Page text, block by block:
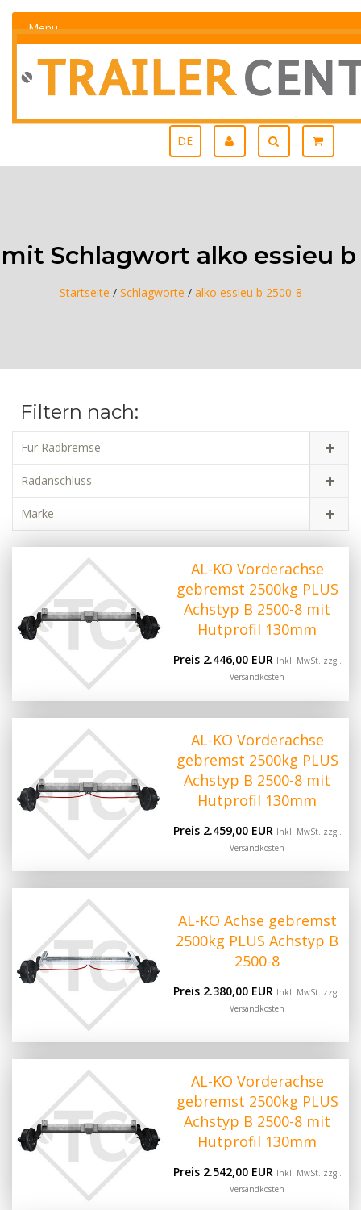
Menu
DE
Schlagwort alko essieu b
Startseite / Schlagworte / alko essieu b 2500-8
Filtern nach:
Für Radbremse
Radanschluss
Marke
AL-KO Vorderachse
gebremst 2500kg PLUS
Achstyp B 2500-8 mit
Hutprofil 130mm
Preis 2.446,00 EUR Inkl. MwSt. zzgl.
Versandkosten
AL-KO Vorderachse
gebremst 2500kg PLUS
Achstyp B 2500-8 mit
Hutprofil 130mm
Preis 2.459,00 EUR Inkl. MwSt. zzgl.
Versandkosten
AL-KO Achse gebremst
2500kg PLUS Achstyp B
2500-8
Preis 2.380,00 EUR Inkl. MwSt. zzgl.
Versandkosten
AL-KO Vorderachse
gebremst 2500kg PLUS
Achstyp B 2500-8 mit
Hutprofil 130mm
Preis 2.542,00 EUR Inkl. MwSt. zzgl.
Versandkosten